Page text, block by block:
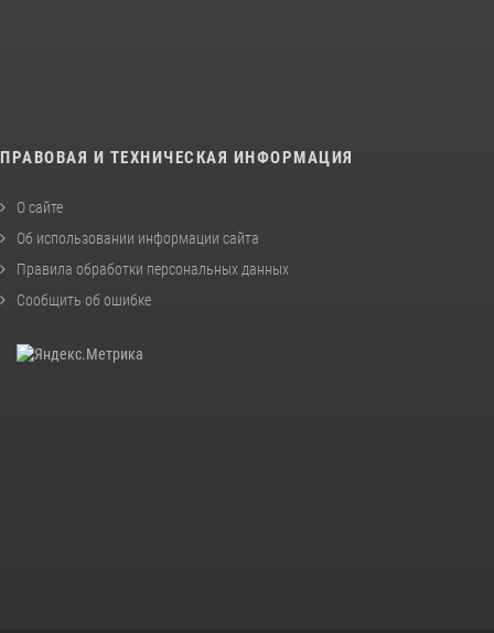
ПРАВОВАЯ И ТЕХНИЧЕСКАЯ ИНФОРМАЦИЯ
О сайте
Об использовании информации сайта
Правила обработки персональных данных
Сообщить об ошибке